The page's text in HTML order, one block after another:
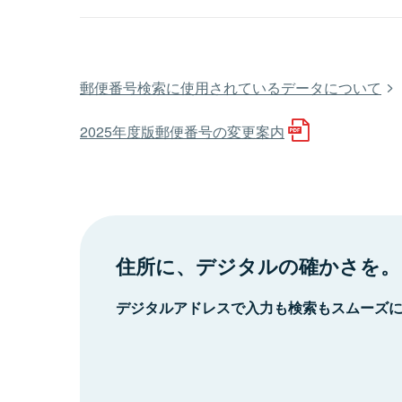
郵便番号検索に使用されているデータについて
2025年度版郵便番号の変更案内
住所に、デジタルの確かさを。
デジタルアドレスで入力も検索もスムーズ